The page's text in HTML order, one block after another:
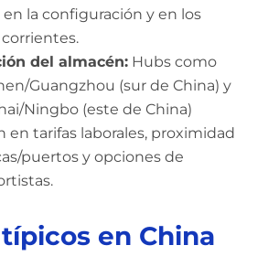
la configuración y en los
del almacén:Hubs como
Guangzhou (sur de China) y
Ningbo (este de China)
en tarifas laborales, proximidad
puertos y opciones de
en China